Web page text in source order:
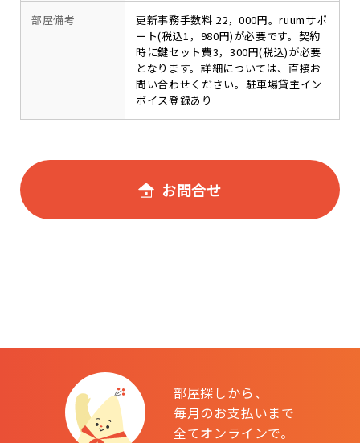
部屋備考
更新事務手数料 22，000円。ruumサポ
ート(税込1，980円)が必要です。契約
時に鍵セット費3，300円(税込)が必要
となります。詳細については、直接お
問い合わせください。駐車場貸主イン
ボイス登録あり
お問合せ
部屋探しから、
毎月のお支払いまで
全てオンラインで。